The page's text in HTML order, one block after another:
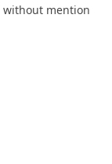
without mention